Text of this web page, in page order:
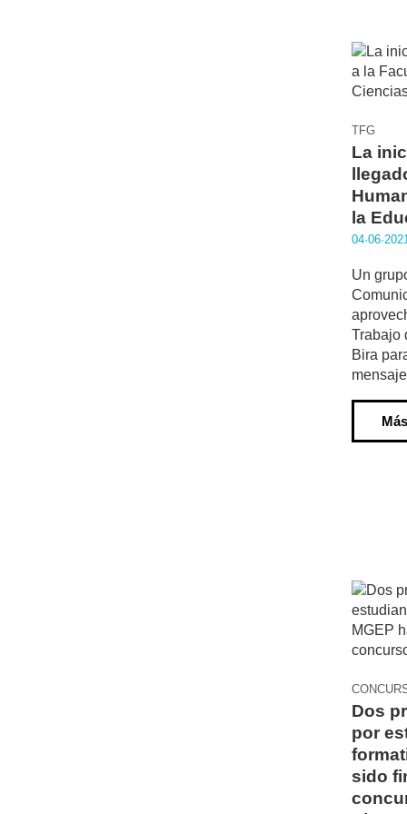
TFG
La
la
Un
Trabajo
Bira
Dos
por
sido